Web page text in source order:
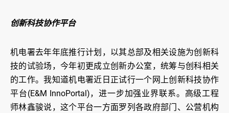
创新科技协作平台
机电署去年年底推行计划，以其总部及相关设施为创新科
技的试验场，今年初更成立创新办公室，统筹与创科相关
的工作。我知道机电署近日正试行一个网上创新科技协作
平台(E&M InnoPortal)，进一步加强业界联系。高级工程
师林鑫骏说，这个平台一方面罗列各政府部门、公营机构